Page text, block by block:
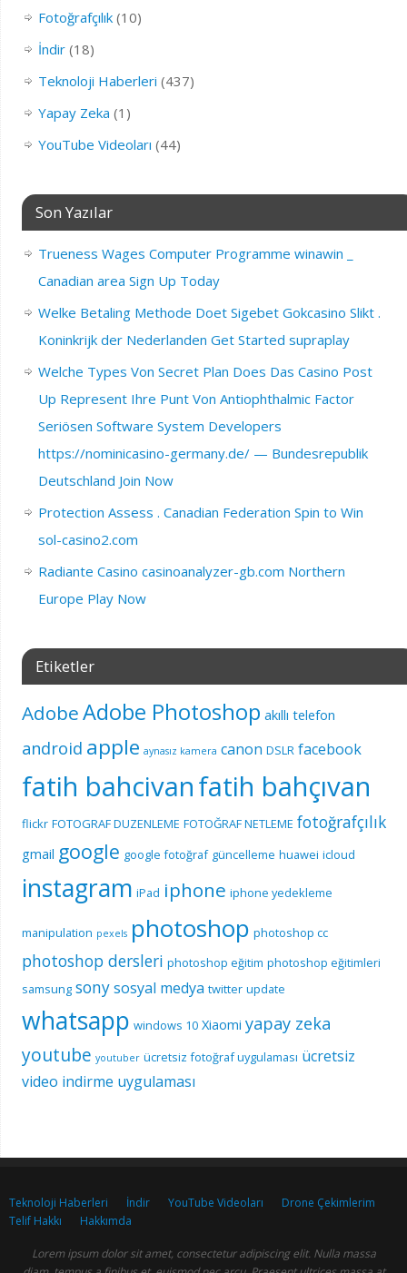
Fotoğrafçılık(10)
İndir(18)
Teknoloji Haberleri (437)
Yapay Zeka (1)
YouTube Videoları (44)
Son Yazılar
Trueness Wages Computer Programme winawin _
Canadian area Sign Up Today
Welke Betaling Methode Doet Sigebet Gokcasino Slikt .
Koninkrijk der Nederlanden Get Started supraplay
Welche Types Von Secret Plan Does Das Casino Post
Up Represent Ihre Punt Von Antiophthalmic Factor
Seriösen Software System Developers
https://nominicasino-germany.de/ — Bundesrepublik
Deutschland Join Now
Protection Assess . Canadian Federation Spin to Win
sol-casino2.com
Radiante Casino casinoanalyzer-gb.com Northern
Europe Play Now
Etiketler
AdobeAdobe Photoshop akıllı telefon
android apple aynasız kamera canon DSLR facebook
fatih bahcivanfatih bahçıvan
flickr FOTOGRAF DUZENLEME FOTOĞRAF NETLEME fotoğrafçılık
gmail google google fotoğraf güncelleme huawei icloud
instagram iPad iphone iphone yedekleme
manipulation pexels photoshop photoshop cc
photoshop dersleri photoshop eğitim photoshop eğitimleri
samsung sony sosyal medya twitter update
whatsapp windows 10 Xiaomi yapay zeka
youtube youtuber ücretsiz fotoğraf uygulaması ücretsiz
video indirme uygulaması
Teknoloji Haberleri İndir YouTube Videoları
Drone Çekimlerim
Telif Hakkı
Hakkımda
Lorem ipsum dolor sit amet, consectetur adipiscing elit. Nulla massa